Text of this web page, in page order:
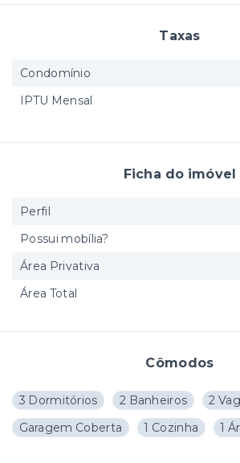
Cômodos
3 Dormitórios 2 Banheiros
2
Garagem Coberta
1 Cozinha 1
Taxas
Condomínio
IPTU Mensal
Ficha do imóvel
Perfil
Possui mobília?
Área Privativa
Área Total